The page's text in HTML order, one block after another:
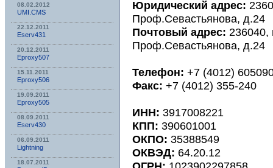
08.02.2012
UMI.CMS
22.12.2011
Eserv431
20.12.2011
Eproxy507
15.11.2011
Eproxy506
19.09.2011
Eproxy505
08.09.2011
Eserv430
06.09.2011
Lightning
18.07.2011
Юридический адрес:
Проф.Севастьянова, д.24
Почтовый адрес: 236040,
Проф.Севастьянова, д.24
Телефон: +7 (4012)
Факс: +7 (4012) 355-240
ИНН: 3917008221
КПП: 390601001
ОКПО: 35388549
ОКВЭД: 64.20.12